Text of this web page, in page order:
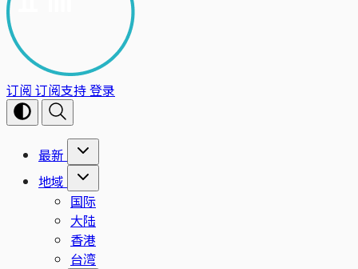
订阅 订阅支持登录
最新
地域
国际
大陆
香港
台湾